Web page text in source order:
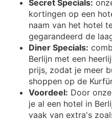
Secret Specials:
kortingen op een
naam van het hotel
gegarandeerd de
Diner Specials:
Berlijn met een
prijs, zodat je meer
shoppen op de
Voordeel: Door
je al een hotel in
vaak van extra's